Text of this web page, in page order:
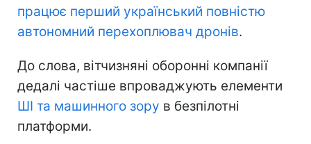
працює перший український повністю
автономний перехоплювач дронів.
До слова, вітчизняні оборонні компанії
дедалі частіше впроваджують елементи
ШІ та машинного зору в безпілотні
платформи.